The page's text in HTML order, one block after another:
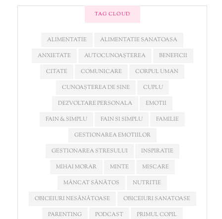
TAG CLOUD
ALIMENTATIE
ALIMENTATIE SANATOASA
ANXIETATE
AUTOCUNOAȘTEREA
BENEFICII
CITATE
COMUNICARE
CORPUL UMAN
CUNOAȘTEREA DE SINE
CUPLU
DEZVOLTARE PERSONALA
EMOTII
FAIN & SIMPLU
FAIN SI SIMPLU
FAMILIE
GESTIONAREA EMOTIILOR
GESTIONAREA STRESULUI
INSPIRATIE
MIHAI MORAR
MINTE
MISCARE
MÂNCAT SĂNĂTOS
NUTRITIE
OBICEIURI NESĂNĂTOASE
OBICEIURI SANATOASE
PARENTING
PODCAST
PRIMUL COPIL